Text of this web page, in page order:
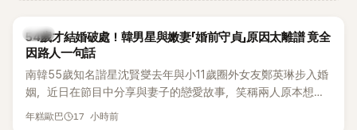
韓星
54歲才結婚破處！韓男星與嫩妻「婚前守貞」原因太離譜 竟全
因路人一句話
南韓55歲知名諧星沈賢燮去年與小11歲圈外女友鄭英琳步入婚
姻，近日在節目中分享與妻子的戀愛故事，笑稱兩人原本想享
受兩人世界，沒想到站在飯店門口時竟被路人認出，還一路替
年糕歐巴 17 小時前